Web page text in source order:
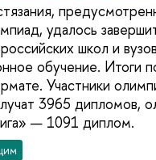
удалось
школ и
обучение. Итоги
Участники
3965 дипломов,
— 1091 диплом.